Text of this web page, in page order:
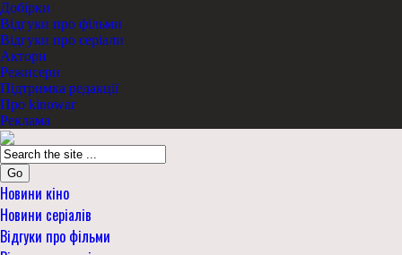
Добірки
Відгуки про фільми
Відгуки про серіали
Актори
Режисери
Підтримка редакції
Про kinowar
Реклама
Go
Новини кіно
Новини серіалів
Відгуки про фільми